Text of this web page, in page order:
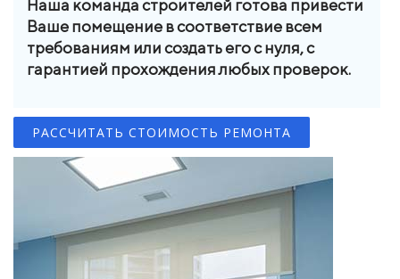
Наша команда строителей готова привести
Ваше помещение в соответствие всем
требованиям или создать его с нуля, с
гарантией прохождения любых проверок.
РАССЧИТАТЬ СТОИМОСТЬ РЕМОНТА